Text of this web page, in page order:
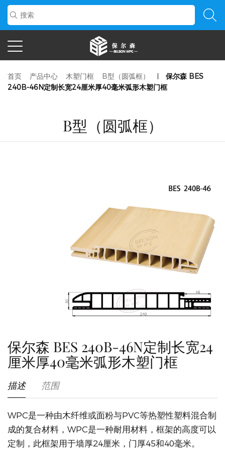
首页 产品中心 木塑门框 B型（圆弧框）
保尔森 BES
240B-46N定制长宽24厘米厚40毫米弧形木塑门框
B型（圆弧框）
保尔森 BES 240B-46N定制长宽24
厘米厚40毫米弧形木塑门框
描述 范围
WPC是一种由木纤维或面粉与PVC等热塑性塑料混合制
成的复合材料，WPC是一种耐用材料，框架的高度可以
定制，此框架用于墙厚24厘米，门厚45和40毫米。